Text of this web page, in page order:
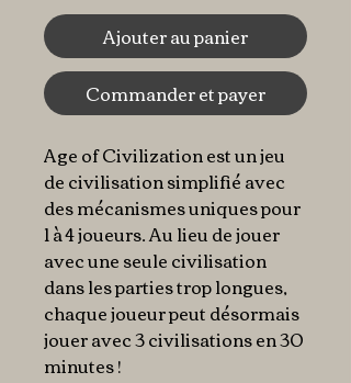
Ajouter au panier
Commander et payer
Age of Civilization est un jeu
de civilisation simplifié avec
des mécanismes uniques pour
1 à 4 joueurs. Au lieu de jouer
avec une seule civilisation
dans les parties trop longues,
chaque joueur peut désormais
jouer avec 3 civilisations en 30
minutes !